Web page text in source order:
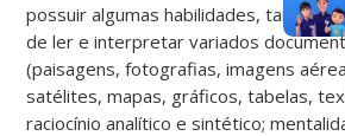
possuir algumas habilidades, tais
de ler e interpretar variados
(paisagens, fotografias, imagens
satélites, mapas, gráficos, tabelas,
raciocínio analítico e sintético;